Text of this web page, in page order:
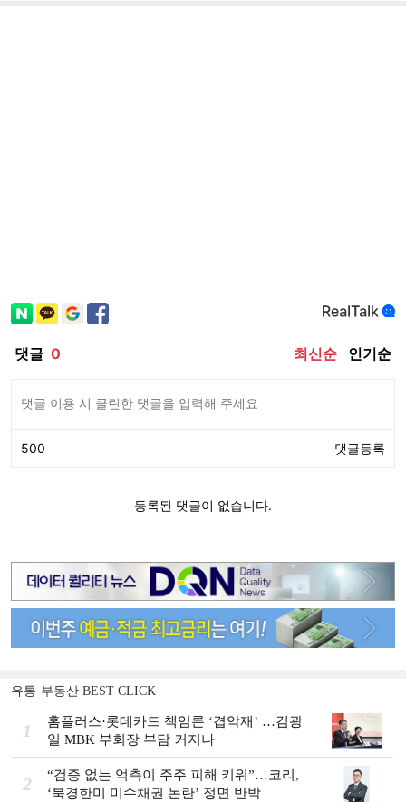
유통·부동산 BEST CLICK
1
홈플러스·롯데카드 책임론 ‘겹악재’ …김광
일 MBK 부회장 부담 커지나
2
“검증 없는 억측이 주주 피해 키워”…코리,
‘북경한미 미수채권 논란’ 정면 반박